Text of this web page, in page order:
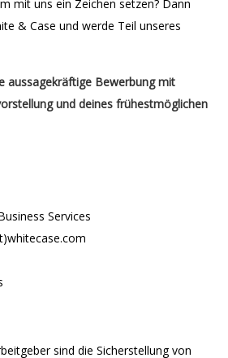
mit uns ein Zeichen setzen? Dann
& Case und werde Teil unseres
aussagekräftige Bewerbung mit
und deines frühestmöglichen
Services
sind die Sicherstellung von